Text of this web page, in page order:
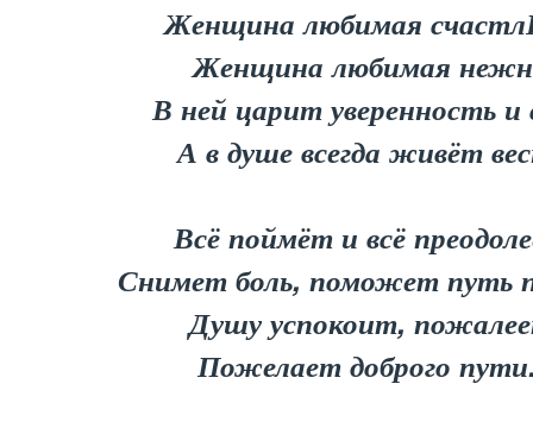
Женщина любимая
Женщина любимая
В ней царит уверенность и
А в душе всегда живёт
Всё поймёт и всё
Снимет боль, поможет путь
Душу успокоит,
Пожелает доброго